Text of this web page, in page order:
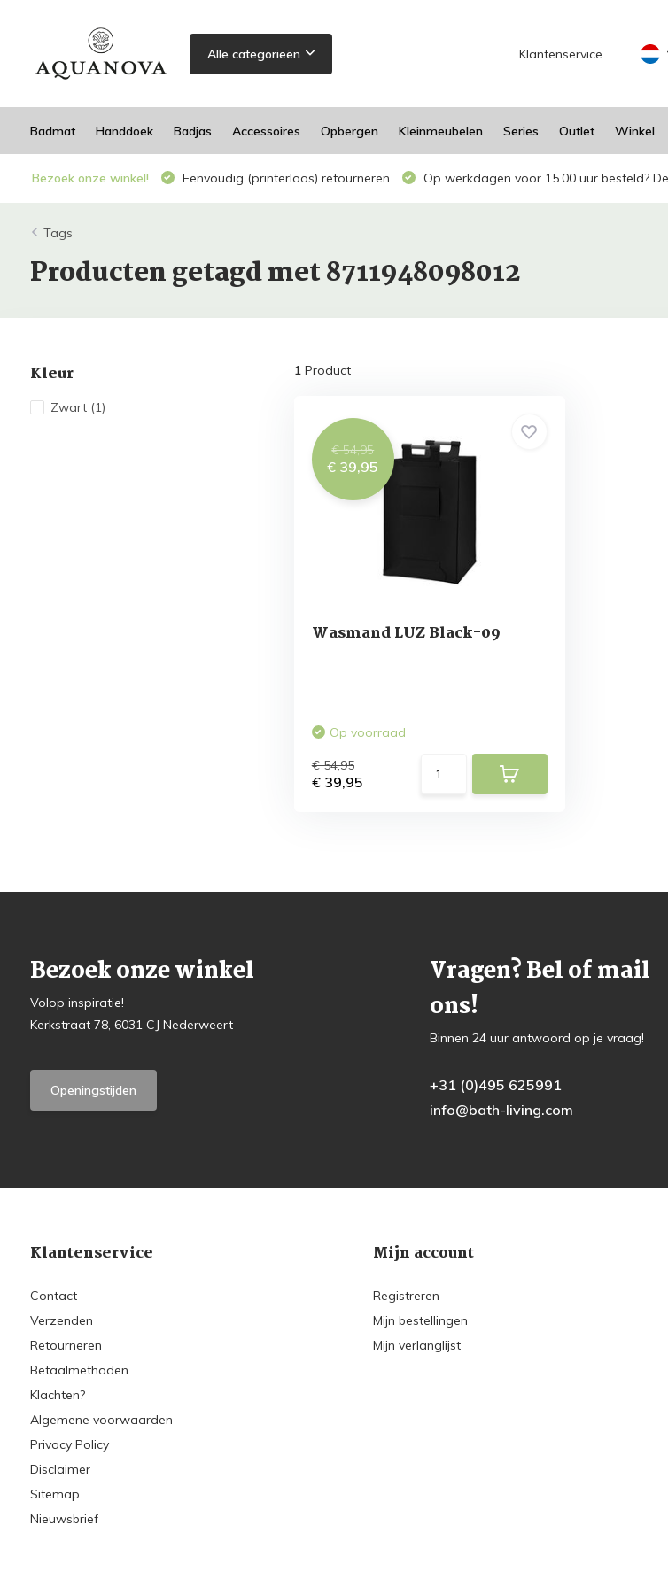
Alle categorieën Klantenservice
Badmat Handdoek Badjas Accessoires Opbergen Kleinmeubelen Series Outlet Winkel
Bezoek onze winkel! Eenvoudig (printerloos) retourneren Op werkdagen voor 15.00 uur besteld?
Tags
Producten getagd met 8711948098012
Kleur
Zwart (1)
1Product
€ 54,95
€ 39,95
Wasmand LUZ Black-09
Op voorraad
€ 54,95
€ 39,95
Bezoek onze winkel
Volop inspiratie!
Kerkstraat 78, 6031 CJ Nederweert
Openingstijden
Vragen? Bel of mail
ons!
Binnen 24 uur antwoord op je vraag!
+31 (0)495 625991
info@bath-living.com
Klantenservice
Contact
Verzenden
Retourneren
Betaalmethoden
Klachten?
Algemene voorwaarden
Privacy Policy
Disclaimer
Sitemap
Nieuwsbrief
Mijn account
Registreren
Mijn bestellingen
Mijn verlanglijst